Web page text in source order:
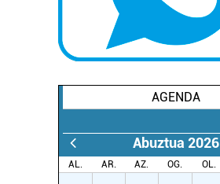
AGENDA
Abuztua 2026
AL. AR. AZ. OG. OL.